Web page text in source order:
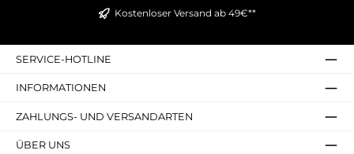
Kostenloser Versand ab 49€**
SERVICE-HOTLINE
INFORMATIONEN
ZAHLUNGS- UND VERSANDARTEN
ÜBER UNS